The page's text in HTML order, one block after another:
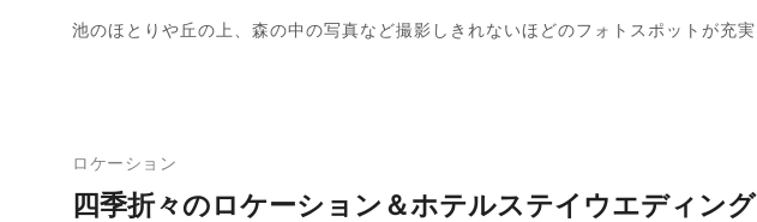
池のほとりや丘の上、森の中の写真など撮影しきれないほどのフォトスポットが充実
四季折々のロケーション＆ホテルステイウエディング
ロケーション